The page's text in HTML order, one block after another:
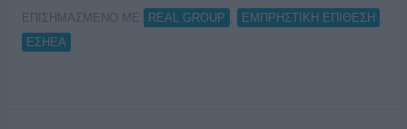
ΕΠΙΣΗΜΑΣΜΕΝΟ ΜΕ: REAL GROUP ΕΜΠΡΗΣΤΙΚΗ ΕΠΙΘΕΣΗ
ΕΣΗΕΑ